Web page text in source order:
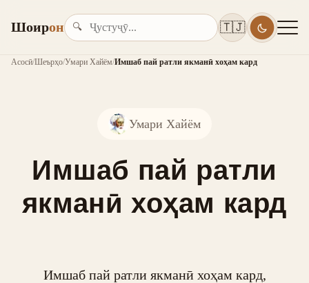
Шоирон 🔍 🇹🇯
Асосӣ/Шеърҳо/Умари Хайём/Имшаб пай ратли якманӣ хоҳам кард
Умари Хайём
Имшаб пай ратли
якманӣ хоҳам кард
Имшаб пай ратли якманӣ хоҳам кард,